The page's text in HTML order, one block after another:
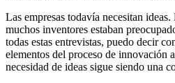
Las empresas todavía necesitan
muchos inventores estaban
todas estas entrevistas, puedo decir
elementos del proceso de innovación
necesidad de ideas sigue siendo una